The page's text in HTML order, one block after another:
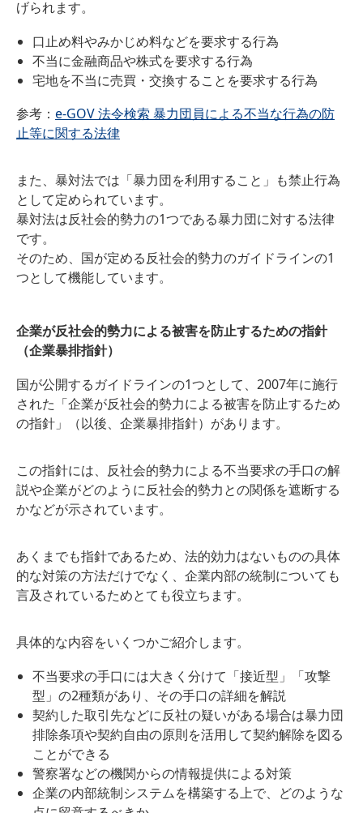
げられます。
口止め料やみかじめ料などを要求する行為
不当に金融商品や株式を要求する行為
宅地を不当に売買・交換することを要求する行為
参考： e-GOV 法令検索 暴力団員による不当な行為の防
止等に関する法律
また、暴対法では「暴力団を利用すること」も禁止行為
として定められています。
暴対法は反社会的勢力の1つである暴力団に対する法律
です。
そのため、国が定める反社会的勢力のガイドラインの1
つとして機能しています。
企業が反社会的勢力による被害を防止するための指針
（企業暴排指針）
国が公開するガイドラインの1つとして、2007年に施行
された「企業が反社会的勢力による被害を防止するため
の指針」（以後、企業暴排指針）があります。
この指針には、反社会的勢力による不当要求の手口の解
説や企業がどのように反社会的勢力との関係を遮断する
かなどが示されています。
あくまでも指針であるため、法的効力はないものの具体
的な対策の方法だけでなく、企業内部の統制についても
言及されているためとても役立ちます。
具体的な内容をいくつかご紹介します。
不当要求の手口には大きく分けて「接近型」「攻撃
型」の2種類があり、その手口の詳細を解説
契約した取引先などに反社の疑いがある場合は暴力団
排除条項や契約自由の原則を活用して契約解除を図る
ことができる
警察署などの機関からの情報提供による対策
企業の内部統制システムを構築する上で、どのような